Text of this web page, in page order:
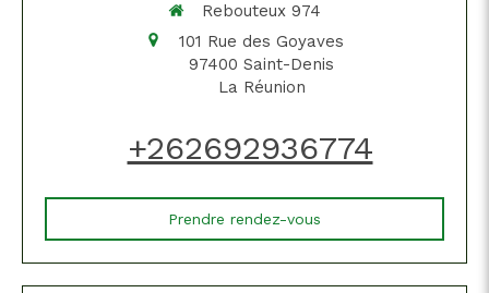
Rebouteux 974
101 Rue des Goyaves
97400 Saint-Denis
La Réunion
+262692936774
Prendre rendez-vous